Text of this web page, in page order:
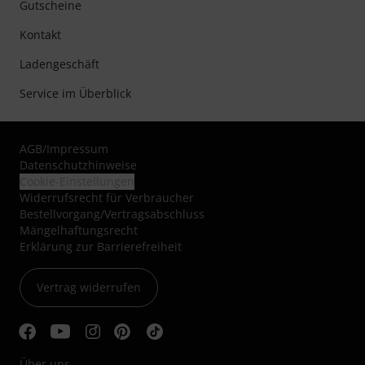
Gutscheine
Kontakt
Ladengeschäft
Service im Überblick
AGB/Impressum
Datenschutzhinweise
Widerrufsrecht für Verbraucher
Bestellvorgang/Vertragsabschluss
Mängelhaftungsrecht
Erklärung zur Barrierefreiheit
Vertrag widerrufen